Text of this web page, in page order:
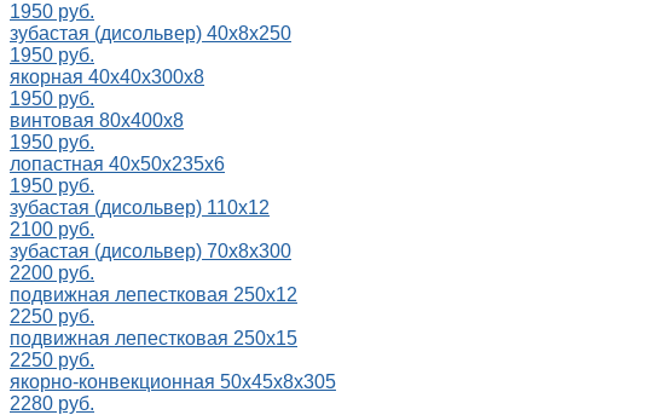
1950 руб.
зубастая (дисольвер) 40х8х250
1950 руб.
якорная 40х40х300х8
1950 руб.
винтовая 80х400х8
1950 руб.
лопастная 40x50x235x6
1950 руб.
зубастая (дисольвер) 110х12
2100 руб.
зубастая (дисольвер) 70х8х300
2200 руб.
подвижная лепестковая 250х12
2250 руб.
подвижная лепестковая 250х15
2250 руб.
якорно-конвекционная 50x45x8x305
2280 руб.